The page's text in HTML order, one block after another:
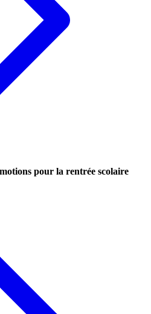
pour la rentrée scolaire